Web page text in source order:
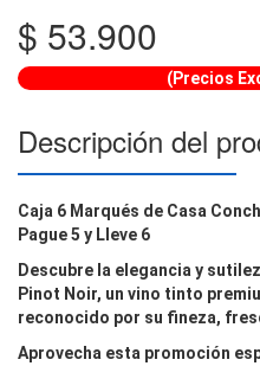
$ 53.900
(Precios
Descripción del
Caja 6 Marqués de Casa
Pague 5 y Lleve 6
Descubre la elegancia y
Pinot Noir, un vino tinto
reconocido por su fineza,
Aprovecha esta promoción